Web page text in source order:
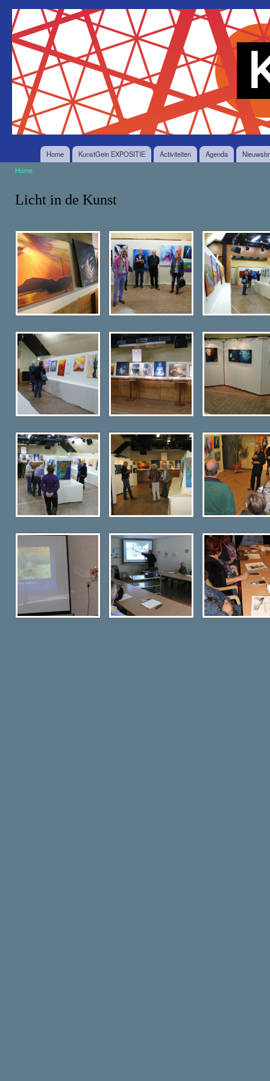
Stichting
KunstGein
Home KunstGein EXPOSITIE Activiteiten Agenda
Home
Licht in de Kunst